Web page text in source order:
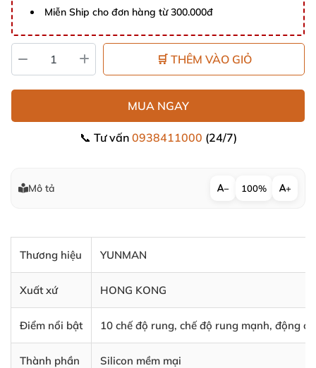
Miễn Ship cho đơn hàng từ 300.000đ
🛒 THÊM VÀO GIỎ
MUA NGAY
📞 Tư vấn 0938411000 (24/7)
Mô tả − 100% +
Thương hiệu YUNMAN
Xuất xứ HONG KONG
Điểm nổi bật 10 chế độ rung, chế độ rung mạnh, động
Thành phần Silicon mềm mại